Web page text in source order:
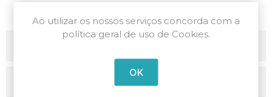
Ao utilizar os nossos serviços concorda com a
política geral de uso de Cookies.
OK